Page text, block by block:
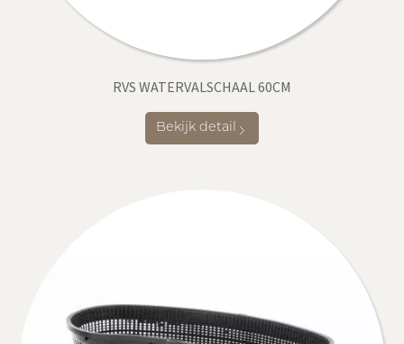
RVS WATERVALSCHAAL 60CM
Bekijk detail